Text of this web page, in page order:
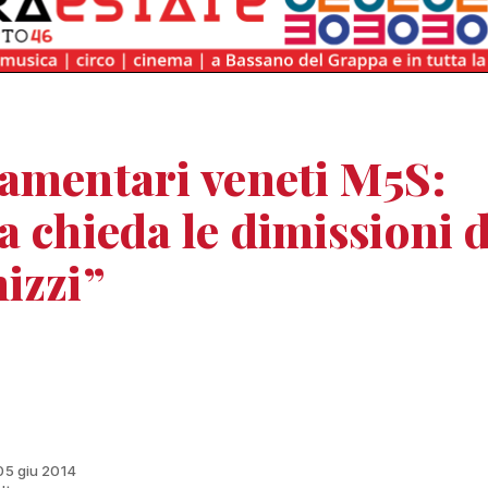
veneti M5S:
chieda le dimissioni
giu 2014